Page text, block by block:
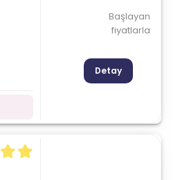
Başlayan
fiyatlarla
Detay